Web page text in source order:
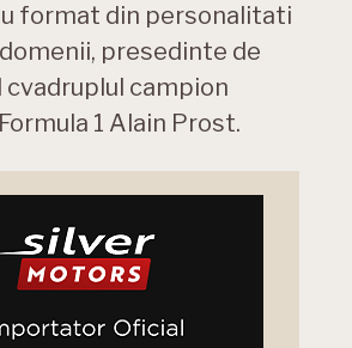
format din personalitati
presedinte de
cvadruplul campion
1 Alain Prost.